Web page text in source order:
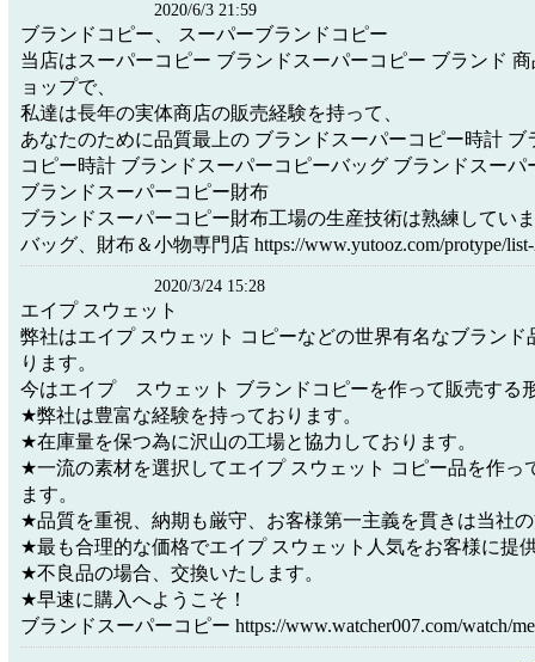
2020/6/3 21:59
ブランドコピー、 スーパーブランドコピー
当店はスーパーコピー ブランドスーパーコピー ブランド
ョップで、
私達は長年の実体商店の販売経験を持って、
あなたのために品質最上の ブランドスーパーコピー時計 ブ
コピー時計 ブランドスーパーコピーバッグ ブランドスーパ
ブランドスーパーコピー財布
ブランドスーパーコピー財布工場の生産技術は熟練してい
バッグ、財布＆小物専門店 https://www.yutooz.com/protype/
2020/3/24 15:28
エイプ スウェット
弊社はエイプ スウェット コピーなどの世界有名なブランド
ります。
今はエイプ スウェット ブランドコピーを作って販売する
★弊社は豊富な経験を持っております。
★在庫量を保つ為に沢山の工場と協力しております。
★一流の素材を選択してエイプ スウェット コピー品を作っ
ます。
★品質を重視、納期も厳守、お客様第一主義を貫きは当社
★最も合理的な価格でエイプ スウェット人気をお客様に提
★不良品の場合、交換いたします。
★早速に購入へようこそ！
ブランドスーパーコピー https://www.watcher007.com/watch/